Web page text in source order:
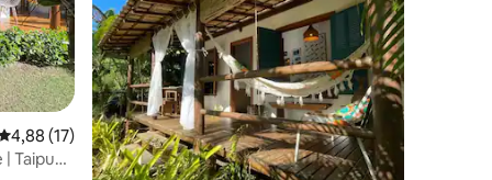
moyenne de 4,88 sur 5, 17 commentaires
4,88 (17)
| Taipu